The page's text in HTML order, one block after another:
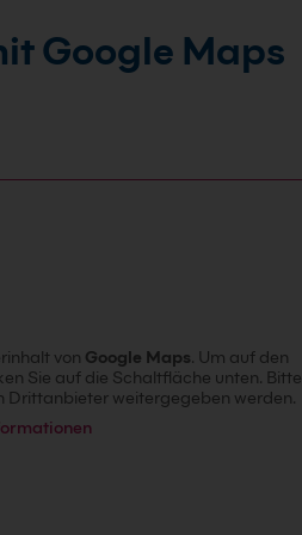
Google Maps
von Google Maps. Um auf den
Sie auf die Schaltfläche unten. Bitte
Drittanbieter weitergegeben werden.